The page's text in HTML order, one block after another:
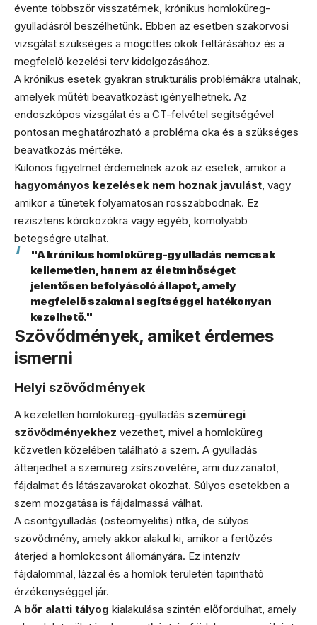
évente többször visszatérnek, krónikus homloküreg-
gyulladásról beszélhetünk. Ebben az esetben szakorvosi
vizsgálat szükséges a mögöttes okok feltárásához és a
megfelelő kezelési terv kidolgozásához.
A krónikus esetek gyakran strukturális problémákra utalnak,
amelyek műtéti beavatkozást igényelhetnek. Az
endoszkópos vizsgálat és a CT-felvétel segítségével
pontosan meghatározható a probléma oka és a szükséges
beavatkozás mértéke.
Különös figyelmet érdemelnek azok az esetek, amikor a
hagyományos kezelések nem hoznak javulást, vagy
amikor a tünetek folyamatosan rosszabbodnak. Ez
rezisztens kórokozókra vagy egyéb, komolyabb
betegségre utalhat.
"A krónikus homloküreg-gyulladás nemcsak
kellemetlen, hanem az életminőséget
jelentősen befolyásoló állapot, amely
megfelelő szakmai segítséggel hatékonyan
kezelhető."
Szövődmények, amiket érdemes
ismerni
Helyi szövődmények
A kezeletlen homloküreg-gyulladás szemüregi
szövődményekhez vezethet, mivel a homloküreg
közvetlen közelében található a szem. A gyulladás
átterjedhet a szemüreg zsírszövetére, ami duzzanatot,
fájdalmat és látászavarokat okozhat. Súlyos esetekben a
szem mozgatása is fájdalmassá válhat.
A csontgyulladás (osteomyelitis) ritka, de súlyos
szövődmény, amely akkor alakul ki, amikor a fertőzés
áterjed a homlokcsont állományára. Ez intenzív
fájdalommal, lázzal és a homlok területén tapintható
érzékenységgel jár.
A bőr alatti tályog kialakulása szintén előfordulhat, amely